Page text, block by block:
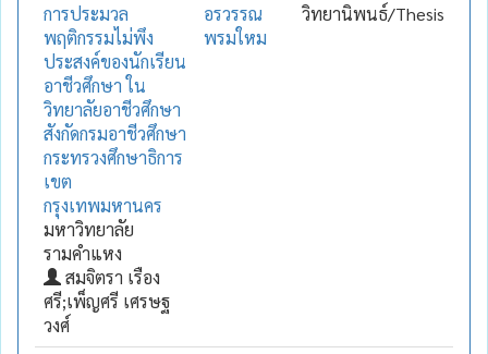
การประมวล
พฤติกรรมไม่พึง
ประสงค์ของนักเรียน
อาชีวศึกษา ใน
วิทยาลัยอาชีวศึกษา
สังกัดกรมอาชีวศึกษา
กระทรวงศึกษาธิการ
เขต
กรุงเทพมหานคร
มหาวิทยาลัย
รามคำแหง
สมจิตรา เรือง
ศรี;เพ็ญศรี เศรษฐ
วงศ์
อรวรรณ
พรมใหม
วิทยานิพนธ์/Thesis